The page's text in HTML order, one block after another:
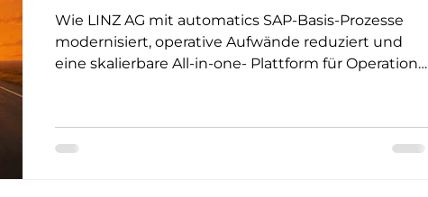
Wie LINZ AG mit automatics SAP-Basis-Prozesse
modernisiert, operative Aufwände reduziert und
eine skalierbare All-in-one- Plattform für Operations,